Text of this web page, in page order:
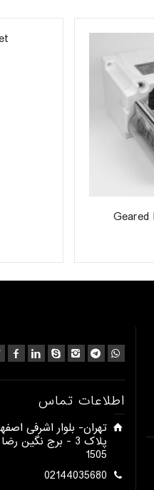
اطلاعات تماس
​تهران- بلوار اشرفی
1505​
02144035680